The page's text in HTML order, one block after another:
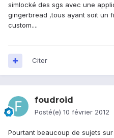
simlocké des sgs avec une
gingerbread ,tous ayant soit un
custom....
Citer
foudroid
Posté(e) 10 février 2012
Pourtant beaucoup de sujets